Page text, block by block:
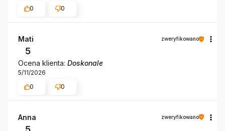
0
0
Mati zweryfikowano
5
Ocena klienta: Doskonale
5/11/2026
0
0
Anna zweryfikowano